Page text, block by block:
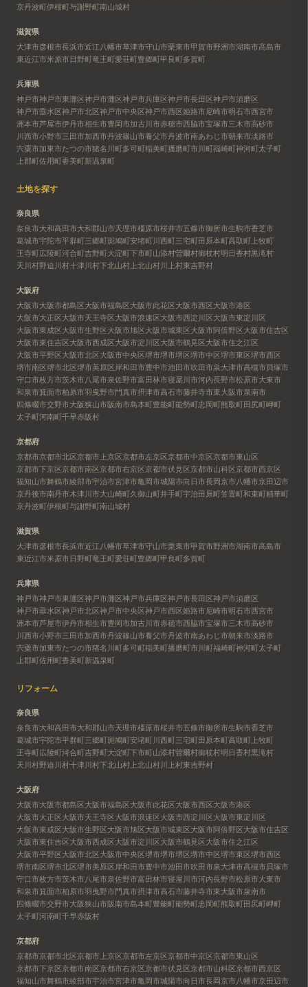
京丹波町伊根町与謝野町南山城村
滋賀県
大津市彦根市長浜市近江八幡市草津市守山市栗東市甲賀市野洲市湖南市高島市
東近江市米原市日野町竜王町愛荘町豊郷町甲良町多賀町
兵庫県
神戸市神戸市東灘区神戸市灘区神戸市兵庫区神戸市長田区神戸市須磨区
神戸市垂水区神戸市北区神戸市中央区神戸市西区姫路市尼崎市明石市西宮市
洲本市芦屋市伊丹市相生市豊岡市加古川市赤穂市西脇市宝塚市三木市高砂市
川西市小野市三田市加西市丹波篠山市養父市丹波市南あわじ市朝来市淡路市
宍粟市加東市たつの市猪名川町多可町稲美町播磨町市川町福崎町神河町太子町
上郡町佐用町香美町新温泉町
土地を探す
奈良県
奈良市大和高田市大和郡山市天理市橿原市桜井市五條市御所市生駒市香芝市
葛城市宇陀市平群町三郷町斑鳩町安堵町川西町三宅町田原本町高取町 上牧町
王寺町広陵町河合町吉野町大淀町下市町山添村曽爾村御杖村明日香村黒滝村
天川村野迫川村十津川村下北山村 上北山村川上村東吉野村
大阪府
大阪市大阪市都島区大阪市福島区大阪市此花区大阪市西区大阪市港区
大阪市大正区大阪市天王寺区大阪市浪速区大阪市西淀川区大阪市東淀川区
大阪市東成区大阪市生野区大阪市旭区大阪市城東区大阪市阿倍野区大阪市住吉区
大阪市東住吉区大阪市西成区大阪市淀川区大阪市鶴見区大阪市住之江区
大阪市平野区大阪市北区大阪市中央区堺市堺市堺区堺市中区堺市東区堺市西区
堺市南区堺市北区堺市美原区岸和田市豊中市池田市吹田市泉大津市高槻市 貝塚市
守口市枚方市茨木市八尾市泉佐野市富田林市寝屋川市河内長野市松原市大東市
和泉市箕面市柏原市羽曳野市門真市摂津市高石市藤井寺市東大阪市泉南市
四條畷市交野市大阪狭山市阪南市島本町豊能町能勢町忠岡町熊取町田尻町岬町
太子町河南町千早赤阪村
京都府
京都市京都市北区京都市上京区京都市左京区京都市中京区京都市東山区
京都市下京区京都市南区京都市右京区京都市伏見区京都市山科区京都市西京区
福知山市舞鶴市綾部市宇治市宮津市亀岡市城陽市向日市長岡京市八幡市京田辺市
京丹後市南丹市木津川市大山崎町久御山町井手町宇治田原町笠置町和束町精華町
京丹波町伊根町与謝野町南山城村
滋賀県
大津市彦根市長浜市近江八幡市草津市守山市栗東市甲賀市野洲市湖南市高島市
東近江市米原市日野町竜王町愛荘町豊郷町甲良町多賀町
兵庫県
神戸市神戸市東灘区神戸市灘区神戸市兵庫区神戸市長田区神戸市須磨区
神戸市垂水区神戸市北区神戸市中央区神戸市西区姫路市尼崎市明石市西宮市
洲本市芦屋市伊丹市相生市豊岡市加古川市赤穂市西脇市宝塚市三木市高砂市
川西市小野市三田市加西市丹波篠山市養父市丹波市南あわじ市朝来市淡路市
宍粟市加東市たつの市猪名川町多可町稲美町播磨町市川町福崎町神河町太子町
上郡町佐用町香美町新温泉町
リフォーム
奈良県
奈良市大和高田市大和郡山市天理市橿原市桜井市五條市御所市生駒市香芝市
葛城市宇陀市平群町三郷町斑鳩町安堵町川西町三宅町田原本町高取町 上牧町
王寺町広陵町河合町吉野町大淀町下市町山添村曽爾村御杖村明日香村黒滝村
天川村野迫川村十津川村下北山村 上北山村川上村東吉野村
大阪府
大阪市大阪市都島区大阪市福島区大阪市此花区大阪市西区大阪市港区
大阪市大正区大阪市天王寺区大阪市浪速区大阪市西淀川区大阪市東淀川区
大阪市東成区大阪市生野区大阪市旭区大阪市城東区大阪市阿倍野区大阪市住吉区
大阪市東住吉区大阪市西成区大阪市淀川区大阪市鶴見区大阪市住之江区
大阪市平野区大阪市北区大阪市中央区堺市堺市堺区堺市中区堺市東区堺市西区
堺市南区堺市北区堺市美原区岸和田市豊中市池田市吹田市泉大津市高槻市 貝塚市
守口市枚方市茨木市八尾市泉佐野市富田林市寝屋川市河内長野市松原市大東市
和泉市箕面市柏原市羽曳野市門真市摂津市高石市藤井寺市東大阪市泉南市
四條畷市交野市大阪狭山市阪南市島本町豊能町能勢町忠岡町熊取町田尻町岬町
太子町河南町千早赤阪村
京都府
京都市京都市北区京都市上京区京都市左京区京都市中京区京都市東山区
京都市下京区京都市南区京都市右京区京都市伏見区京都市山科区京都市西京区
福知山市舞鶴市綾部市宇治市宮津市亀岡市城陽市向日市長岡京市八幡市京田辺市